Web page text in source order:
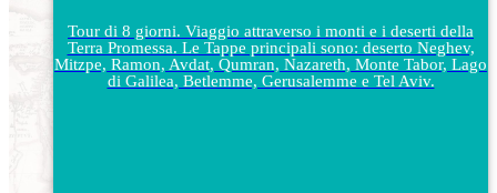
Tour di 8 giorni. Viaggio attraverso i monti e i deserti della
Terra Promessa. Le Tappe principali sono: deserto Neghev,
Mitzpe, Ramon, Avdat, Qumran, Nazareth, Monte Tabor, Lago
di Galilea, Betlemme, Gerusalemme e Tel Aviv.